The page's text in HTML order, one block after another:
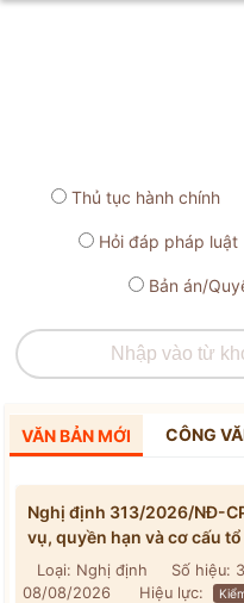
Thủ tục hành chính
Hỏi đáp pháp luật
Bản án/
VĂN BẢN MỚI CÔNG
Nghị định 313/2026/NĐ-
vụ, quyền hạn và cơ cấu
Loại: Nghị định Số hiệu:
08/08/2026
Hiệu lực: